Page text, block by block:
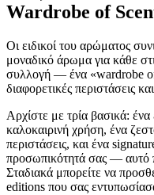
Wardrobe of
Οι ειδικοί του αρώματος
μοναδικό άρωμα για κάθε
συλλογή — ένα «wardrobe
διαφορετικές περιστάσεις
Αρχίστε με τρία βασικά:
καλοκαιρινή χρήση, ένα
περιστάσεις, και ένα
προσωπικότητά σας — αυτό
Σταδιακά μπορείτε να
editions που σας